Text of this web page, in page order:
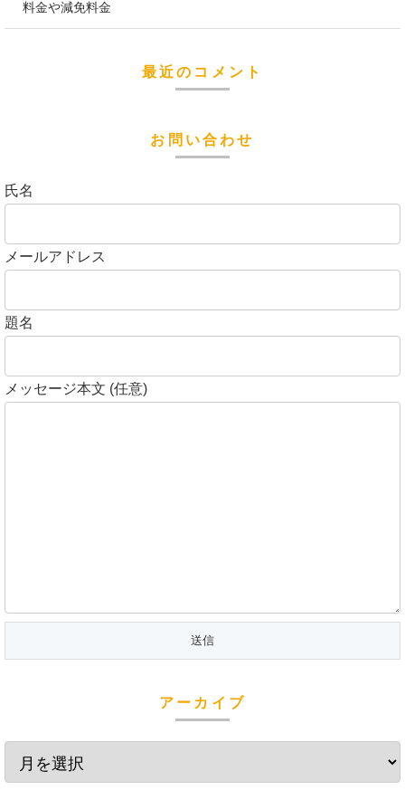
料金や減免料金
最近のコメント
お問い合わせ
氏名
メールアドレス
題名
メッセージ本文 (任意)
アーカイブ